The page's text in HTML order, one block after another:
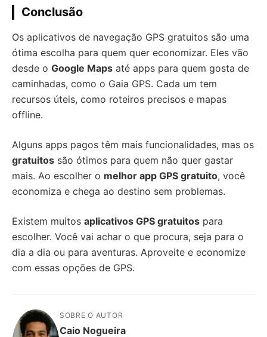
Conclusão
Os aplicativos de navegação GPS gratuitos são uma
ótima escolha para quem quer economizar. Eles vão
desde o Google Maps até apps para quem gosta de
caminhadas, como o Gaia GPS. Cada um tem
recursos úteis, como roteiros precisos e mapas
offline.
Alguns apps pagos têm mais funcionalidades, mas os
gratuitos são ótimos para quem não quer gastar
mais. Ao escolher o melhor app GPS gratuito, você
economiza e chega ao destino sem problemas.
Existem muitos aplicativos GPS gratuitos para
escolher. Você vai achar o que procura, seja para o
dia a dia ou para aventuras. Aproveite e economize
com essas opções de GPS.
SOBRE O AUTOR
Caio Nogueira